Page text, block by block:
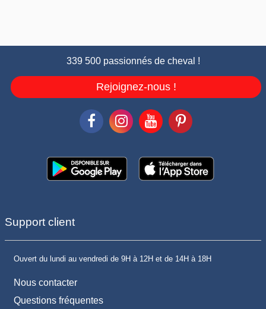
339 500 passionnés de cheval !
Rejoignez-nous !
Support client
Ouvert du lundi au vendredi de 9H à 12H et de 14H à 18H
Nous contacter
Questions fréquentes